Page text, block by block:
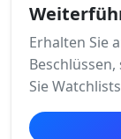
Erhalten Sie
Sie